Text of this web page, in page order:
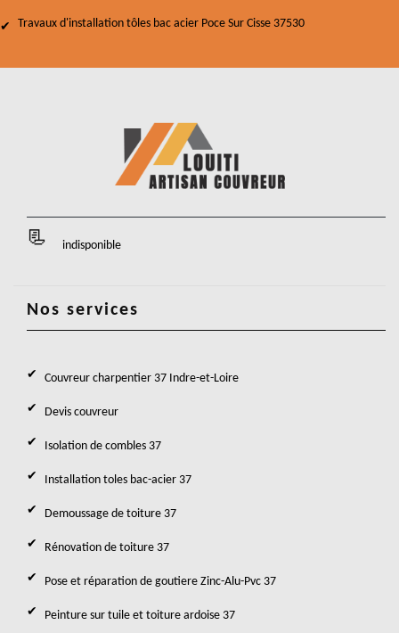
Travaux d'installation tôles bac acier Poce Sur Cisse 37530
indisponible
Nos services
Couvreur charpentier 37 Indre-et-Loire
Devis couvreur
Isolation de combles 37
Installation toles bac-acier 37
Demoussage de toiture 37
Rénovation de toiture 37
Pose et réparation de goutiere Zinc-Alu-Pvc 37
Peinture sur tuile et toiture ardoise 37